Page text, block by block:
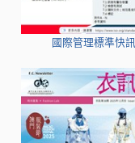
國際管理標準快訊